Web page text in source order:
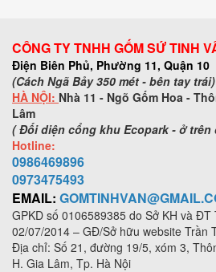
CÔNG TY TNHH GỐM SỨ TINH
Điện Biên Phủ, Phường 11, Quận 10
(Cách Ngã Bảy 350 mét - bên tay trái)
HÀ NỘI: Nhà 11 - Ngõ Gốm Hoa -
Lâm
( Đối diện cổng khu Ecopark - ở trên
Hotline:
0986469896
0973475493
EMAIL:
GPKD số 0106589385 do Sở KH và ĐT
02/07/2014 – GĐ/Sở hữu website Trần
Địa chỉ: Số 21, đường 19/5, xóm 3,
H. Gia Lâm, Tp. Hà Nội